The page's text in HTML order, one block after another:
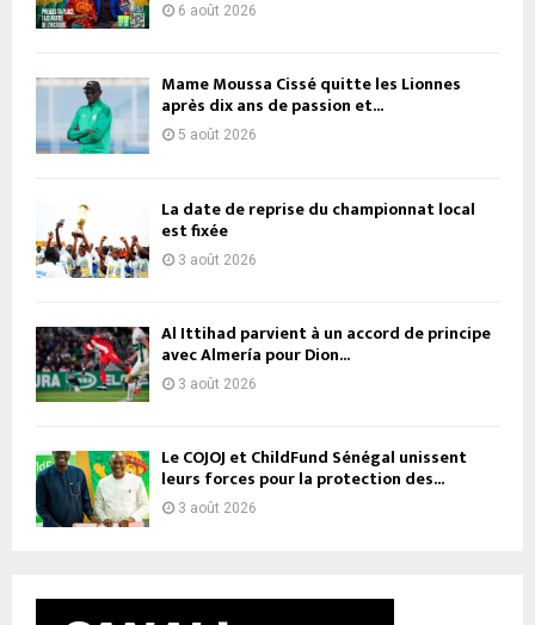
6 août 2026
Mame Moussa Cissé quitte les Lionnes
après dix ans de passion et...
5 août 2026
La date de reprise du championnat local
est fixée
3 août 2026
Al Ittihad parvient à un accord de principe
avec Almería pour Dion...
3 août 2026
Le COJOJ et ChildFund Sénégal unissent
leurs forces pour la protection des...
3 août 2026